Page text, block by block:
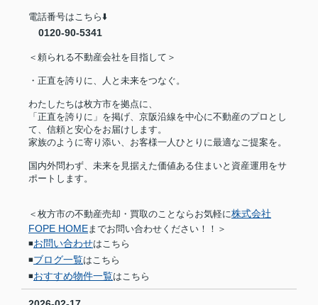
電話番号はこちら⬇️
0120-90-5341
＜頼られる不動産会社を目指して＞
・正直を誇りに、人と未来をつなぐ。
わたしたちは枚方市を拠点に、
「正直を誇りに」を掲げ、京阪沿線を中心に不動産のプロとし
て、信頼と安心をお届けします。
家族のように寄り添い、お客様一人ひとりに最適なご提案を。
国内外問わず、未来を見据えた価値ある住まいと資産運用をサ
ポートします。
＜枚方市の不動産売却・買取のことならお気軽に株式会社
FOPE HOME までお問い合わせください！！＞
◾️お問い合わせはこちら
◾️ブログ一覧はこちら
◾️おすすめ物件一覧はこちら